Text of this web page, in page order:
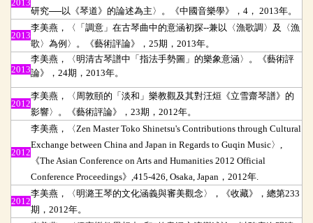
2013
研究──以《琴道》的論述為主〉。《中國音樂學》， 4 ， 2013年。
2013
李美燕，〈「調意」在古琴曲中的意涵初探--兼以〈漁歌調〉及〈漁
歌〉為例〉。《藝術評論》， 25期， 2013年。
2013
李美燕，〈明清古琴譜中「指法手勢圖」的樂象意涵〉。《藝術評
論》，24期，2013年。
2012
李美燕，〈周敦頤的「淡和」樂教觀及其對汪烜《立雪齋琴譜》的
影響〉。《藝術評論》，23期，2012年。
2012
李美燕，〈Zen Master Toko Shinetsu's Contributions through Cultural
Exchange between China and Japan in Regards to Guqin Music〉,
《The Asian Conference on Arts and Humanities 2012 Official
Conference Proceedings》,415-426, Osaka, Japan，2012年.
2012
李美燕，〈明潞王琴的文化涵義與審美觀念〉，《收藏》，總第233
期，2012年。